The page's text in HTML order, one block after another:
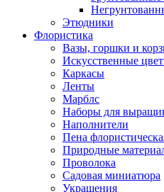
Этюдники
Флористика
Вазы, горшки и
Искусственные
Каркасы
Ленты
Марблс
Наборы для
Наполнители
Пена
Природные
Проволока
Садовая миниатюра
Украшения